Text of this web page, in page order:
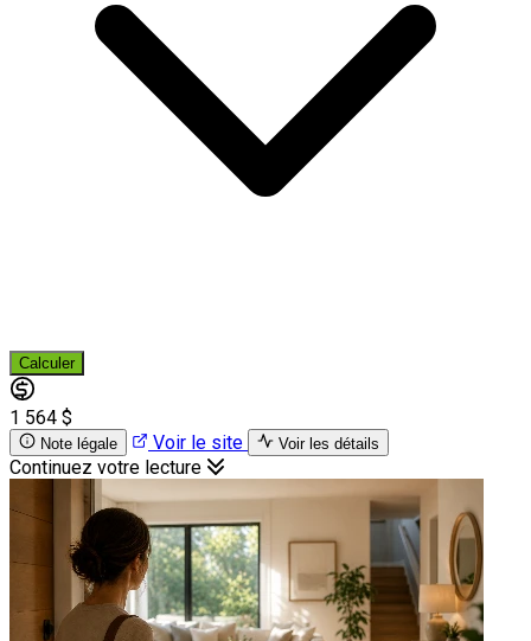
Calculer
1 564 $
Note légale Voir le site Voir les détails
Continuez votre lecture